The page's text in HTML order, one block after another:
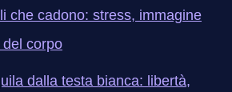
che cadono: stress, immagine
corpo
dalla testa bianca: libertà,